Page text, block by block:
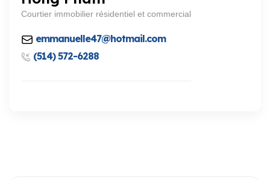
Courtier immobilier résidentiel et commercial
emmanuelle47@hotmail.com
(514) 572-6288